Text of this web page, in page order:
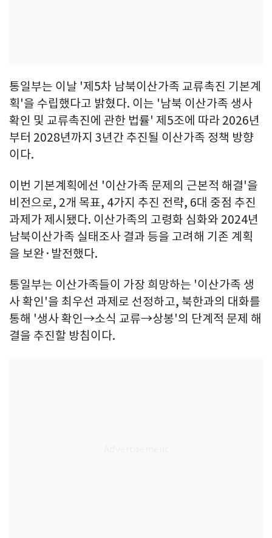
통일부는 이날 '제5차 남북이산가족 교류촉진 기본계
획'을 수립했다고 밝혔다. 이는 '남북 이산가족 생사
확인 및 교류촉진에 관한 법률' 제5조에 따라 2026년
부터 2028년까지 3년간 추진될 이산가족 정책 방향
이다.
이번 기본계획에선 '이산가족 문제의 근본적 해결'을
비전으로, 2개 목표, 4가지 추진 전략, 6대 중점 추진
과제가 제시됐다. 이산가족의 고령화 심화와 2024년
남북이산가족 실태조사 결과 등을 고려해 기존 계획
을 보완·발전했다.
통일부는 이산가족들이 가장 희망하는 '이산가족 생
사 확인'을 최우선 과제로 선정하고, 북한과의 대화를
통해 '생사 확인→소식 교류→상봉'의 단계적 문제 해
결을 추진할 방침이다.